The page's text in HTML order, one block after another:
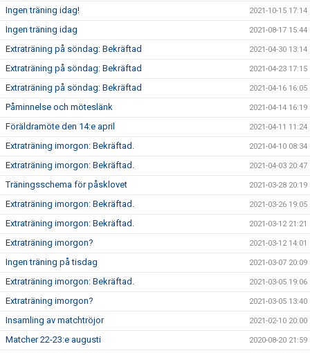
Ingen träning idag! 2021-10-15 17:14
Ingen träning idag 2021-08-17 15:44
Extraträning på söndag: Bekräftad 2021-04-30 13:14
Extraträning på söndag: Bekräftad 2021-04-23 17:15
Extraträning på söndag: Bekräftad 2021-04-16 16:05
Påminnelse och möteslänk 2021-04-14 16:19
Föräldramöte den 14:e april 2021-04-11 11:24
Extraträning imorgon: Bekräftad. 2021-04-10 08:34
Extraträning imorgon: Bekräftad. 2021-04-03 20:47
Träningsschema för påsklovet 2021-03-28 20:19
Extraträning imorgon: Bekräftad. 2021-03-26 19:05
Extraträning imorgon: Bekräftad. 2021-03-12 21:21
Extraträning imorgon? 2021-03-12 14:01
Ingen träning på tisdag 2021-03-07 20:09
Extraträning imorgon: Bekräftad. 2021-03-05 19:06
Extraträning imorgon? 2021-03-05 13:40
Insamling av matchtröjor 2021-02-10 20:00
Matcher 22-23:e augusti 2020-08-20 21:59